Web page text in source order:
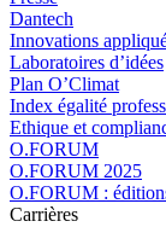
Dantech
Innovations
Laboratoires d’idées
Plan O’Climat
Index égalité
Ethique et
O.FORUM
O.FORUM 2025
O.FORUM :
Carrières